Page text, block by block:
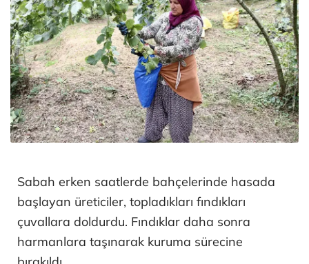
Sabah erken saatlerde bahçelerinde hasada
başlayan üreticiler, topladıkları fındıkları
çuvallara doldurdu. Fındıklar daha sonra
harmanlara taşınarak kuruma sürecine